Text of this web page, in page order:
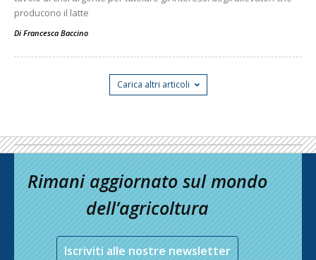
producono il latte
Di Francesca Baccino
Carica altri articoli
Rimani aggiornato sul mondo
dell’agricoltura
Iscriviti alle nostre newsletter